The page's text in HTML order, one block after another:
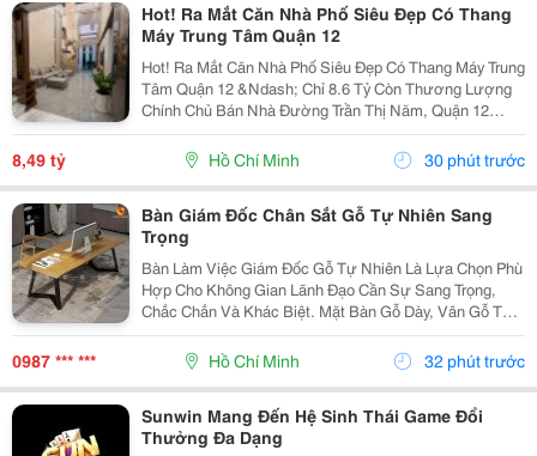
Hot! Ra Mắt Căn Nhà Phố Siêu Đẹp Có Thang
Máy Trung Tâm Quận 12
Hot! Ra Mắt Căn Nhà Phố Siêu Đẹp Có Thang Máy Trung
Tâm Quận 12 &Ndash; Chỉ 8.6 Tỷ Còn Thương Lượng
Chính Chủ Bán Nhà Đường Trần Thị Năm, Quận 12
&Ndash; Vị Trí Đẹp, Khu Dân Cư Hiện Hữu, Tiện Ích Đầy
Đủ. Diện Tích: 4M &Times; 20M Nhà...
8,49 tỷ Hồ Chí Minh 30 phút trước
Bàn Giám Đốc Chân Sắt Gỗ Tự Nhiên Sang
Trọng
Bàn Làm Việc Giám Đốc Gỗ Tự Nhiên Là Lựa Chọn Phù
Hợp Cho Không Gian Lãnh Đạo Cần Sự Sang Trọng,
Chắc Chắn Và Khác Biệt. Mặt Bàn Gỗ Dày, Vân Gỗ Tự
Nhiên Đẹp Mắt Kết Hợp Cùng Hệ Chân Sắt Hiện Đại,
Tạo Nên Tổng Thể Vừa Bền Bỉ Vừa Tinh Tế. Mẫu Bàn
0987 *** *** Hồ Chí Minh 32 phút trước
Sunwin Mang Đến Hệ Sinh Thái Game Đổi
Thưởng Đa Dạng